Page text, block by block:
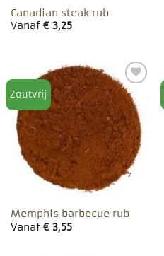
Canadian steak rub
Vanaf €3,25
Zoutvrij
Toevoegen
aan
favorieten
Memphis barbecue rub
Vanaf €3,55